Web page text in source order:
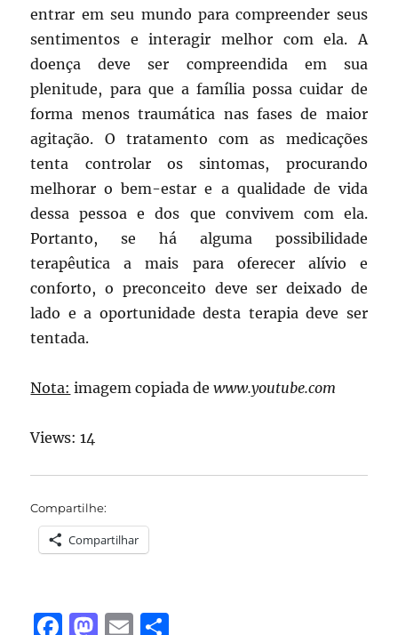
entrar em seu mundo para compreender seus
sentimentos e interagir melhor com ela. A
doença deve ser compreendida em sua
plenitude, para que a família possa cuidar de
forma menos traumática nas fases de maior
agitação. O tratamento com as medicações
tenta controlar os sintomas, procurando
melhorar o bem-estar e a qualidade de vida
dessa pessoa e dos que convivem com ela.
Portanto, se há alguma possibilidade
terapêutica a mais para oferecer alívio e
conforto, o preconceito deve ser deixado de
lado e a oportunidade desta terapia deve ser
tentada.
Nota: imagem copiada dewww.youtube.com
Views: 14
Compartilhe:
Compartilhar
F
M E